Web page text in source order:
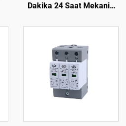
Dakika 24 Saat Mekanik
Akım TB388